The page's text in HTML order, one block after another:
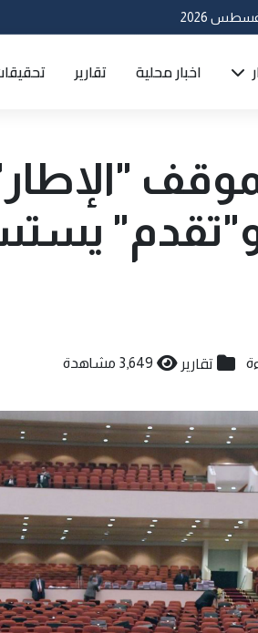
اخبار محلية تقارير
و"تقدم"
تقارير 3,649 مشاهدة